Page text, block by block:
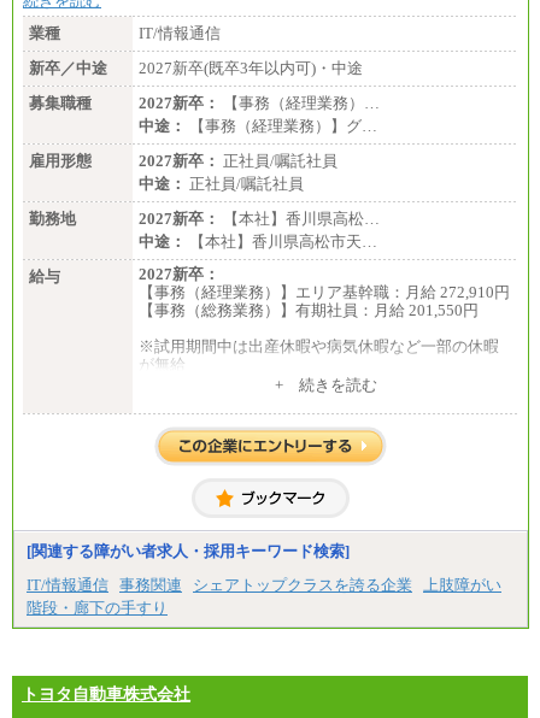
業種
IT/情報通信
新卒／中途
2027新卒(既卒3年以内可)・中途
募集職種
2027新卒：
【事務（経理業務）…
中途：
【事務（経理業務）】グ…
雇用形態
2027新卒： 正社員/嘱託社員
中途： 正社員/嘱託社員
勤務地
2027新卒：
【本社】香川県高松…
中途：
【本社】香川県高松市天…
給与
2027新卒：
【事務（経理業務）】エリア基幹職：月給 272,910円
【事務（総務業務）】有期社員：月給 201,550円
※試用期間中は出産休暇や病気休暇など一部の休暇
が無給
円
【事務（総務業務）】有期社員 ：月給 201,550円
+ 続きを読む
[関連する障がい者求人・採用キーワード検索]
IT/情報通信 事務関連 シェアトップクラスを誇る企業
上肢障がい
階段・廊下の手すり
トヨタ自動車株式会社